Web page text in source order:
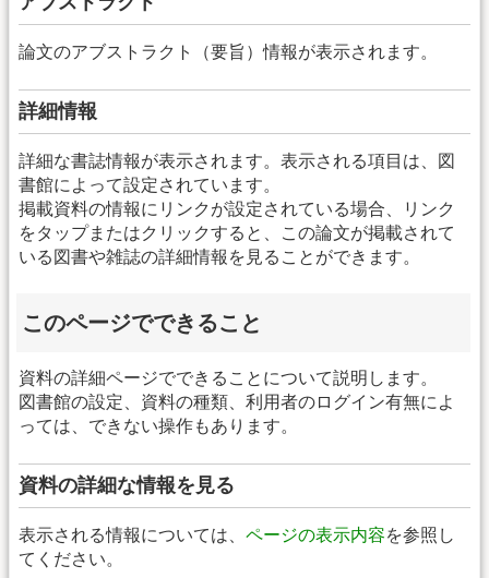
論文のアブストラクト（要旨）情報が表示されます。
詳細情報
詳細な書誌情報が表示されます。表示される項目は、図
書館によって設定されています。
掲載資料の情報にリンクが設定されている場合、リンク
をタップまたはクリックすると、この論文が掲載されて
いる図書や雑誌の詳細情報を見ることができます。
このページでできること
資料の詳細ページでできることについて説明します。
図書館の設定、資料の種類、利用者のログイン有無によ
っては、できない操作もあります。
資料の詳細な情報を見る
表示される情報については、 ページの表示内容を参照し
てください。